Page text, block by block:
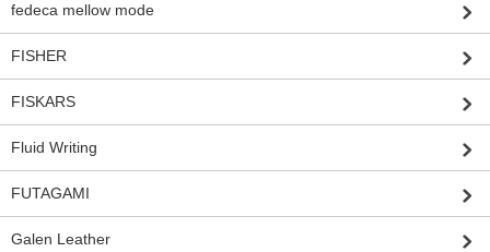
fedeca mellow mode
FISHER
FISKARS
Fluid Writing
FUTAGAMI
Galen Leather